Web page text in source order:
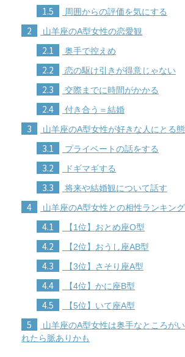
1.5 周囲からの評価を気にする
2 山羊座のA型女性の恋愛観
2.1 奥手で控えめ
2.2 恋の駆け引きが得意じゃない
2.3 交際までに時間がかかる
2.4 付き合う＝結婚
3 山羊座のA型女性が好きな人にとる
3.1 プライベートの話をする
3.2 ドギマギする
3.3 将来や結婚観について話す
4 山羊座のA型女性との相性ランキン
4.1 【1位】おとめ座O型
4.2 【2位】おうし座AB型
4.3 【3位】さそり座A型
4.4 【4位】かに座B型
4.5 【5位】いて座A型
5
山羊座のA型女性は奥手なところが
れたら脈ありかも